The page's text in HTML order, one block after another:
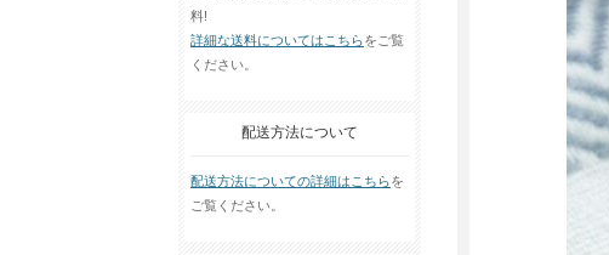
料!
詳細な送料についてはこちらをご覧
ください。
配送方法について
配送方法についての詳細はこちらを
ご覧ください。